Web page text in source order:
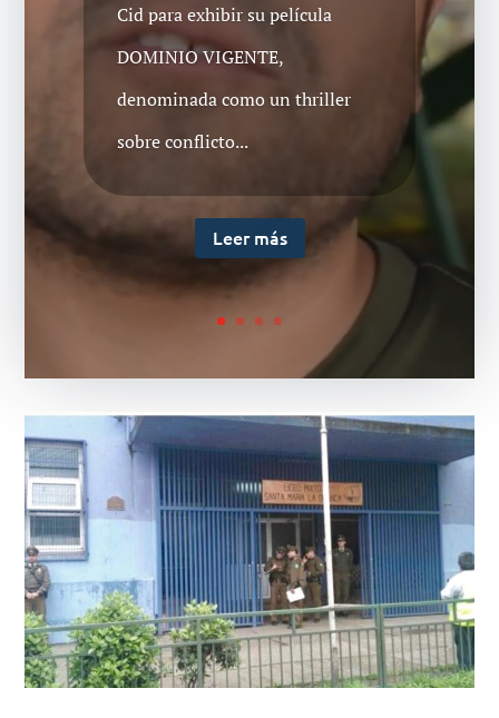
Cid para exhibir su película
DOMINIO VIGENTE,
denominada como un thriller
sobre conflicto...
Leer más
INMEDIATA DE DIRIGENTE
ESTUDIANTILLa Corte de
alumna del Liceo Santa María La
Blanca de la...